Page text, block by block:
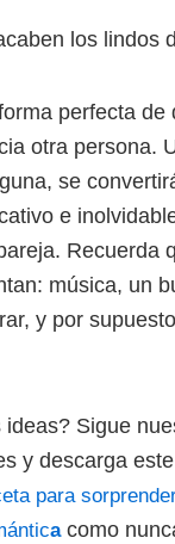
los lindos
perfecta de
otra persona.
se
e
Recuerda
música, un
y por
Sigue
y descarga
para
acomo